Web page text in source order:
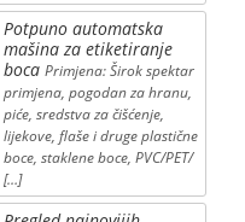
Potpuno automatska
mašina za etiketiranje
boca Primjena: Širok spektar
primjena, pogodan za hranu,
piće, sredstva za čišćenje,
lijekove, flaše i druge plastične
boce, staklene boce, PVC/PET/
[…]